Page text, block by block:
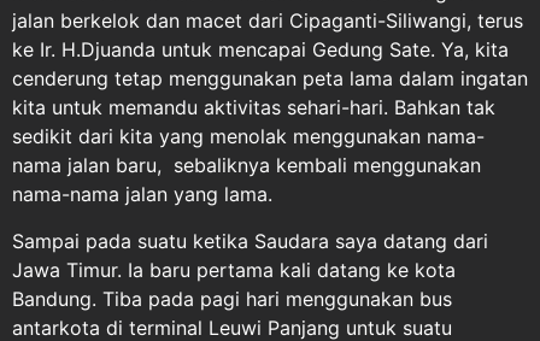
jalan berkelok dan macet dari Cipaganti-Siliwangi, terus
ke Ir. H.Djuanda untuk mencapai Gedung Sate. Ya, kita
cenderung tetap menggunakan peta lama dalam ingatan
kita untuk memandu aktivitas sehari-hari. Bahkan tak
sedikit dari kita yang menolak menggunakan nama-
nama jalan baru, sebaliknya kembali menggunakan
nama-nama jalan yang lama.
Sampai pada suatu ketika Saudara saya datang dari
Jawa Timur. Ia baru pertama kali datang ke kota
Bandung. Tiba pada pagi hari menggunakan bus
antarkota di terminal Leuwi Panjang untuk suatu